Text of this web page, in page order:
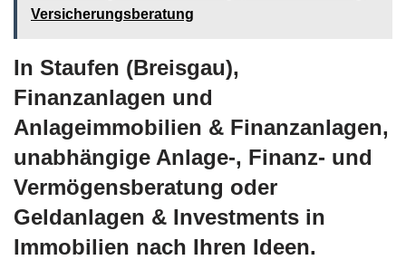
Versicherungsberatung
In Staufen (Breisgau),
Finanzanlagen und
Anlageimmobilien & Finanzanlagen,
unabhängige Anlage-, Finanz- und
Vermögensberatung oder
Geldanlagen & Investments in
Immobilien nach Ihren Ideen.